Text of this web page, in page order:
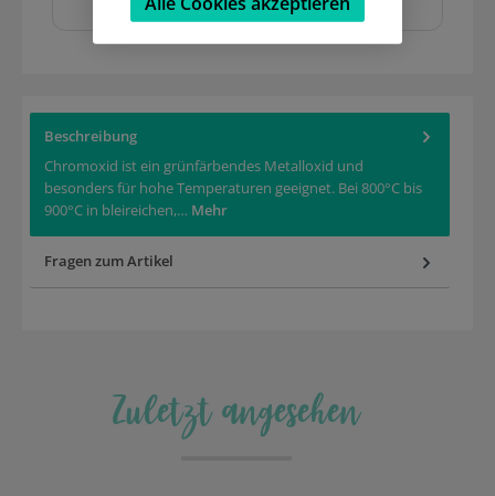
Beschreibung
Chromoxid ist ein grünfärbendes Metalloxid und
besonders für hohe Temperaturen geeignet. Bei 800°C bis
900°C in bleireichen,… Mehr
Fragen zum Artikel
Zuletzt angesehen